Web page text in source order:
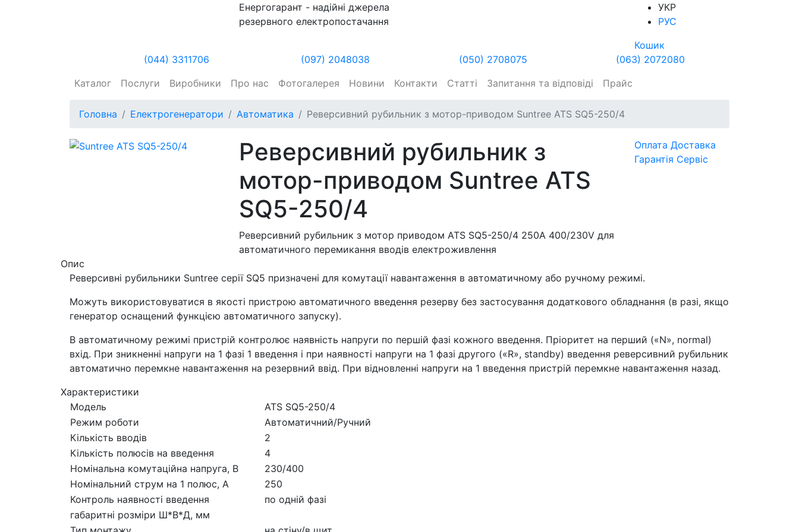
Енергогарант - надійні джерела
резервного електропостачання
УКР
РУС
Кошик
(044) 3311706
(097) 2048038 (050) 2708075
(063) 2072080
Каталог
Послуги Виробники Про нас Фотогалерея Новини Контакти Статті Запитання та відповіді Прайс
Головна Електрогенератори Автоматика Реверсивний рубильник з мотор-приводом Suntree ATS SQ5-250/4
Реверсивний рубильник з
мотор-приводом Suntree ATS
SQ5-250/4
Реверсивний рубильник з мотор приводом ATS SQ5-250/4 250А 400/230V для
автоматичного перемикання вводів електроживлення
Оплата Доставка
Гарантія Сервіс
Опис
Реверсивні рубильники Suntree серії SQ5 призначені для комутації навантаження в автоматичному або ручному режимі.
Можуть використовуватися в якості пристрою автоматичного введення резерву без застосування додаткового обладнання (в разі, якщо
генератор оснащений функцією автоматичного запуску).
В автоматичному режимі пристрій контролює наявність напруги по першій фазі кожного введення. Пріоритет на перший («N», normal)
вхід. При зникненні напруги на 1 фазі 1 введення і при наявності напруги на 1 фазі другого («R», standby) введення реверсивний рубильник
автоматично перемкне навантаження на резервний ввід. При відновленні напруги на 1 введення пристрій перемкне навантаження назад.
Характеристики
Модель
ATS SQ5-250/4
Режим роботи
Автоматичний/Ручний
Кількість вводів
2
Кількість полюсів на введення
4
Номінальна комутаційна напруга, В
230/400
Номінальний струм на 1 полюс, А
250
Контроль наявності введення
по одній фазі
габаритні розміри Ш*В*Д, мм